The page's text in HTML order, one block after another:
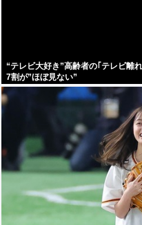
“テレビ大好き”高齢者の｢テレビ離
7割が”ほぼ見ない”